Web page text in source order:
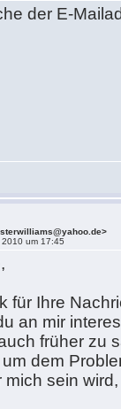
der E-
2010 um 17:45
für Ihre
an mir
früher zu
um dem
mich sein